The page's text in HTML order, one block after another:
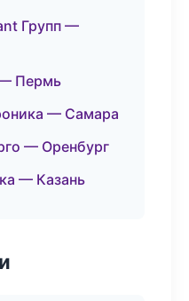
Групп —
Пермь
— Самара
— Оренбург
— Казань